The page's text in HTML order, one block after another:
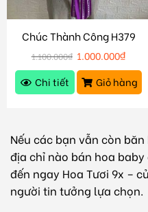
Chúc Thành Công H379
1.100.000₫ 1.000.000₫
Chi tiết
Giỏ hàng
Nếu các bạn vẫn còn
địa chỉ nào bán hoa
đến ngay Hoa Tươi 9x –
người tin tưởng lựa chọn.